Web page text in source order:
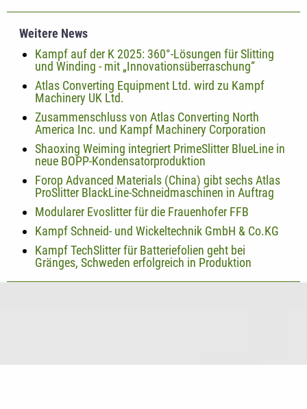
Weitere News
Kampf auf der K 2025: 360°-Lösungen für Slitting
und Winding - mit „Innovationsüberraschung“
Atlas Converting Equipment Ltd. wird zu Kampf
Machinery UK Ltd.
Zusammenschluss von Atlas Converting North
America Inc. und Kampf Machinery Corporation
Shaoxing Weiming integriert PrimeSlitter BlueLine in
neue BOPP-Kondensatorproduktion
Forop Advanced Materials (China) gibt sechs Atlas
ProSlitter BlackLine-Schneidmaschinen in Auftrag
Modularer Evoslitter für die Frauenhofer FFB
Kampf Schneid- und Wickeltechnik GmbH & Co.KG
Kampf TechSlitter für Batteriefolien geht bei
Gränges, Schweden erfolgreich in Produktion